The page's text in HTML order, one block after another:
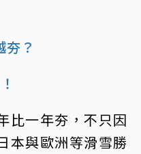
？
比一年夯，不只因
本與歐洲等滑雪勝